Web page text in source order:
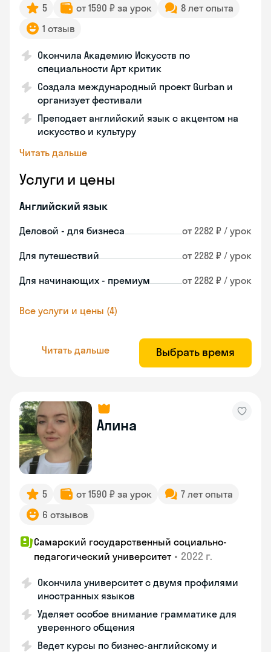
5 от 1590 ₽ за урок
8 лет опыта
1 отзыв
Окончила Академию Искусств по
специальности Арт критик
Создала международный проект Gurban и
организует фестивали
Преподает английский язык с акцентом на
искусство и культуру
Читать дальше
Услуги и цены
Английский язык
Деловой - для бизнеса от 2282 ₽ / урок
Для путешествий от 2282 ₽ / урок
Для начинающих - премиум от 2282 ₽ / урок
Все услуги и цены (4)
Читать дальше Выбрать время
Алина
5 от 1590 ₽ за урок
7 лет опыта
6 отзывов
Самарский государственный социально-
педагогический университет • 2022 г.
Окончила университет с двумя профилями
иностранных языков
Уделяет особое внимание грамматике для
уверенного общения
Ведет курсы по бизнес-английскому и